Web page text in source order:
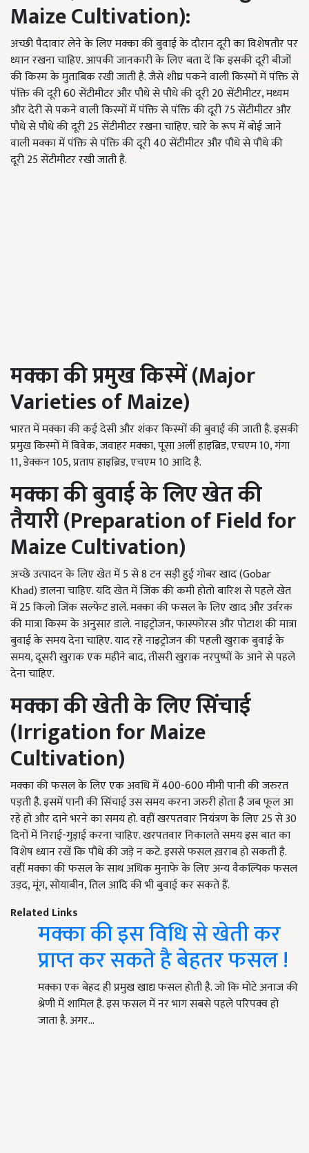
Maize Cultivation):
अच्छी पैदावार लेने के लिए मक्का की बुवाई के दौरान दूरी का विशेषतौर पर
ध्यान रखना चाहिए. आपकी जानकारी के लिए बता दें कि इसकी दूरी बीजों
की किस्म के मुताबिक रखी जाती है. जैसे शीघ्र पकने वाली किस्मों में पंक्ति से
पंक्ति की दूरी 60 सेंटीमीटर और पौधे से पौधे की दूरी 20 सेंटीमीटर, मध्यम
और देरी से पकने वाली किस्मों में पंक्ति से पंक्ति की दूरी 75 सेंटीमीटर और
पौधे से पौधे की दूरी 25 सेंटीमीटर रखना चाहिए. चारे के रूप में बोई जाने
वाली मक्का में पंक्ति से पंक्ति की दूरी 40 सेंटीमीटर और पौधे से पौधे की
दूरी 25 सेंटीमीटर रखी जाती है.
मक्काकीप्रमुखकिस्में (Major
Varieties of Maize)
भारत में मक्का की कई देसी और शंकर किस्मों की बुवाई की जाती है. इसकी
प्रमुख किस्मों में विवेक, जवाहर मक्का, पूसा अर्ली हाइब्रिड, एचएम 10, गंगा
11, डेक्कन 105, प्रताप हाइब्रिड, एचएम 10 आदि है.
मक्काकी बुवाई केलिएखेतकी
तैयारी (Preparation of Field for
Maize Cultivation)
अच्छे उत्पादन के लिए खेत में 5 से 8 टन सड़ी हुई गोबर खाद (Gobar
Khad) डालना चाहिए. यदि खेत में जिंक की कमी होतो बारिश से पहले खेत
में 25 किलो जिंक सल्फेट डालें. मक्का की फसल के लिए खाद और उर्वरक
की मात्रा किस्म के अनुसार डाले. नाइट्रोजन, फास्फोरस और पोटाश की मात्रा
बुवाई के समय देना चाहिए. याद रहे नाइट्रोजन की पहली खुराक बुवाई के
समय, दूसरी खुराक एक महीने बाद, तीसरी खुराक नरपुष्पों के आने से पहले
देना चाहिए.
मक्काकीखेतीकेलिएसिंचाई
(Irrigation for Maize
Cultivation)
मक्का की फसल के लिए एक अवधि में 400-600 मीमी पानी की जरुरत
पड़ती है. इसमें पानी की सिंचाई उस समय करना जरुरी होता है जब फूल आ
रहे हो और दाने भरने का समय हो. वहीं खरपतवार नियंत्रण के लिए 25 से 30
दिनों में निराई-गुड़ाई करना चाहिए. खरपतवार निकालते समय इस बात का
विशेष ध्यान रखें कि पौधे की जड़े न कटे. इससे फसल ख़राब हो सकती है.
वहीं मक्का की फसल के साथ अधिक मुनाफे के लिए अन्य वैकल्पिक फसल
उड़द, मूंग, सोयाबीन, तिल आदि की भी बुवाई कर सकते हैं.
Related Links
मक्का की इस विधि से खेती कर
प्राप्त कर सकते है बेहतर फसल !
मक्का एक बेहद ही प्रमुख खाद्य फसल होती है. जो कि मोटे अनाज की
श्रेणी में शामिल है. इस फसल में नर भाग सबसे पहले परिपक्व हो
जाता है. अगर…